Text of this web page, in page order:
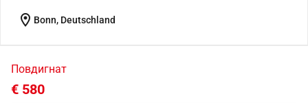
location_on Bonn, Deutschland
Повдигнат
€ 580